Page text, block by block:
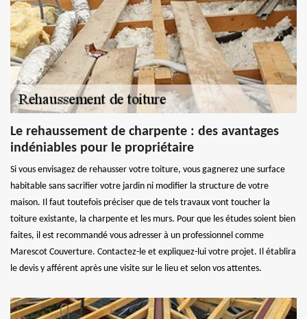
Le rehaussement de charpente : des avantages
indéniables pour le propriétaire
Si vous envisagez de rehausser votre toiture, vous gagnerez une surface
habitable sans sacrifier votre jardin ni modifier la structure de votre
maison. Il faut toutefois préciser que de tels travaux vont toucher la
toiture existante, la charpente et les murs. Pour que les études soient bien
faites, il est recommandé vous adresser à un professionnel comme
Marescot Couverture. Contactez-le et expliquez-lui votre projet. Il établira
le devis y afférent après une visite sur le lieu et selon vos attentes.